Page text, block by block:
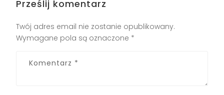
Prześlij komentarz
Twój adres email nie zostanie opublikowany.
Wymagane pola są oznaczone *